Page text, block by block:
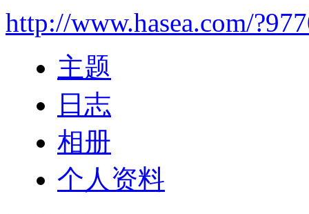
http://www.hasea.com/
主题
日志
相册
个人资料